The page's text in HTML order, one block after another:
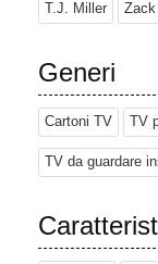
T.J. Miller Zack
Generi
Cartoni TV TV
TV da guardare